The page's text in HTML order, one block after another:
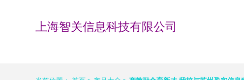
上海智关信息科技有限公司